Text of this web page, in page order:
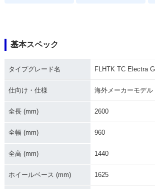
2018年 FLHTK Ultr
2017年 FLHTK Ultr
Electra Glide Ultra
Ultra Limited
基本スペック
タイプグレード名 FLHTK TC Electra
仕向け・仕様 海外メーカーモデル
全長 (mm) 2600
全幅 (mm) 960
全高 (mm) 1440
ホイールベース (mm) 1625